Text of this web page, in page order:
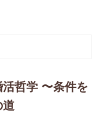
哲学 〜条件を